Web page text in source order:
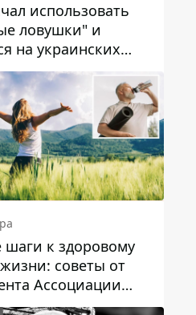
использовать
ловушки" и
на украинских
к здоровому
советы от
Ассоциации
Украины